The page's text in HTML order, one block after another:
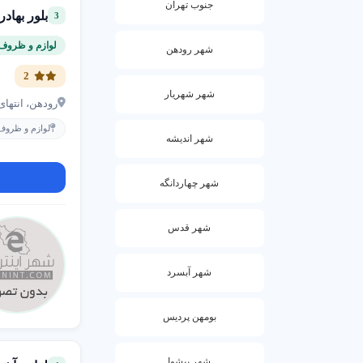
جنوب تهران
شهر رودهن
شهر شهریار
شهر اندیشه
شهر چهاردانگه
شهر قدس
شهر آبسرد
بومهن پردیس
هزینه لوازم
هزینه لوازم
اینترنتی
راه های کاهش
خرید
خرید
انتخاب
انواع لوازم
3 بلور
لوازم و
2
رودهن،
لوازم و